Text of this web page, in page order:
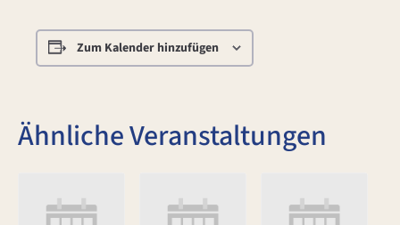
Zum Kalender hinzufügen
Ähnliche Veranstaltungen